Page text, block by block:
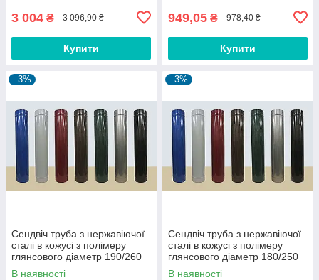
3 004 ₴ 3 096,90 ₴
Купити
949,05 ₴ 978,40 ₴
Купити
–3%
Сендвіч труба з нержавіючої
сталі в кожусі з полімеру
глянсового діаметр 190/260
1/0,6 мм AISI 304
В наявності
–3%
Сендвіч труба з нержавіючої
сталі в кожусі з полімеру
глянсового діаметр 180/250
0,8/0,6 мм AISI 430
В наявності